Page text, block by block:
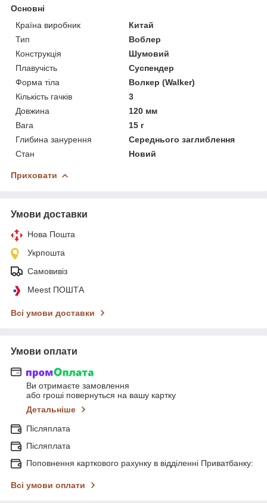
Основні
Країна виробник
Китай
Тип
Воблер
Конструкція
Шумовий
Плавучість
Суспендер
Форма тіла
Волкер (Walker)
Кількість гачків
3
Довжина
120 мм
Вага
15 г
Глибина занурення
Середнього заглиблення
Стан
Новий
Приховати
Умови доставки
Нова Пошта
Укрпошта
Самовивіз
Meest ПОШТА
Всі умови доставки
Умови оплати
Ви отримаєте замовлення
або гроші повернуться на вашу картку
Детальніше
Післяплата
Післяплата
Поповнення карткового рахунку в відділенні Приватбанку:
Всі умови оплати